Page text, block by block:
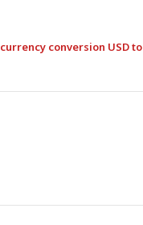
currency conversion USD to